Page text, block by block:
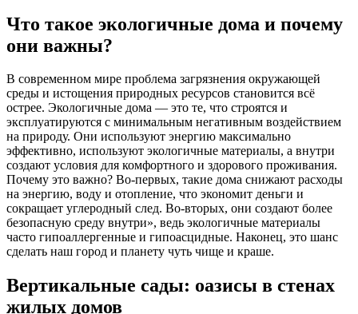
Что такое экологичные дома и почему
они важны?
В современном мире проблема загрязнения окружающей
среды и истощения природных ресурсов становится всё
острее. Экологичные дома — это те, что строятся и
эксплуатируются с минимальным негативным воздействием
на природу. Они используют энергию максимально
эффективно, используют экологичные материалы, а внутри
создают условия для комфортного и здорового проживания.
Почему это важно? Во-первых, такие дома снижают расходы
на энергию, воду и отопление, что экономит деньги и
сокращает углеродный след. Во-вторых, они создают более
безопасную среду внутри», ведь экологичные материалы
часто гипоаллергенные и гипоасцидные. Наконец, это шанс
сделать наш город и планету чуть чище и краше.
Вертикальные сады: оазисы в стенах
жилых домов